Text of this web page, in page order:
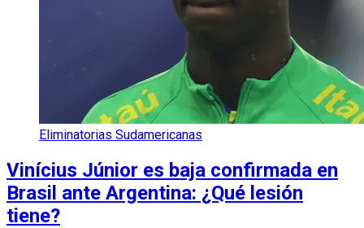
Eliminatorias Sudamericanas
Vinícius Júnior es baja confirmada en
Brasil ante Argentina: ¿Qué lesión
tiene?